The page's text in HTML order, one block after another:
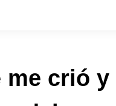
me crió